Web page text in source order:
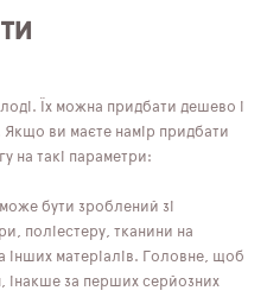
Їх можна придбати дешево і
Якщо ви маєте намір придбати
на такі параметри:
бути зроблений зі
поліестеру, тканини на
інших матеріалів. Головне, щоб
інакше за перших серйозних